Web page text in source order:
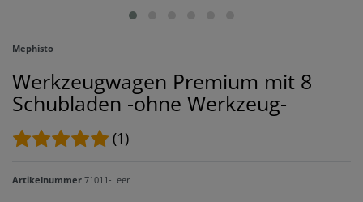
Mephisto
Werkzeugwagen Premium mit 8
Schubladen -ohne Werkzeug-
(1)
Artikelnummer 71011-Leer